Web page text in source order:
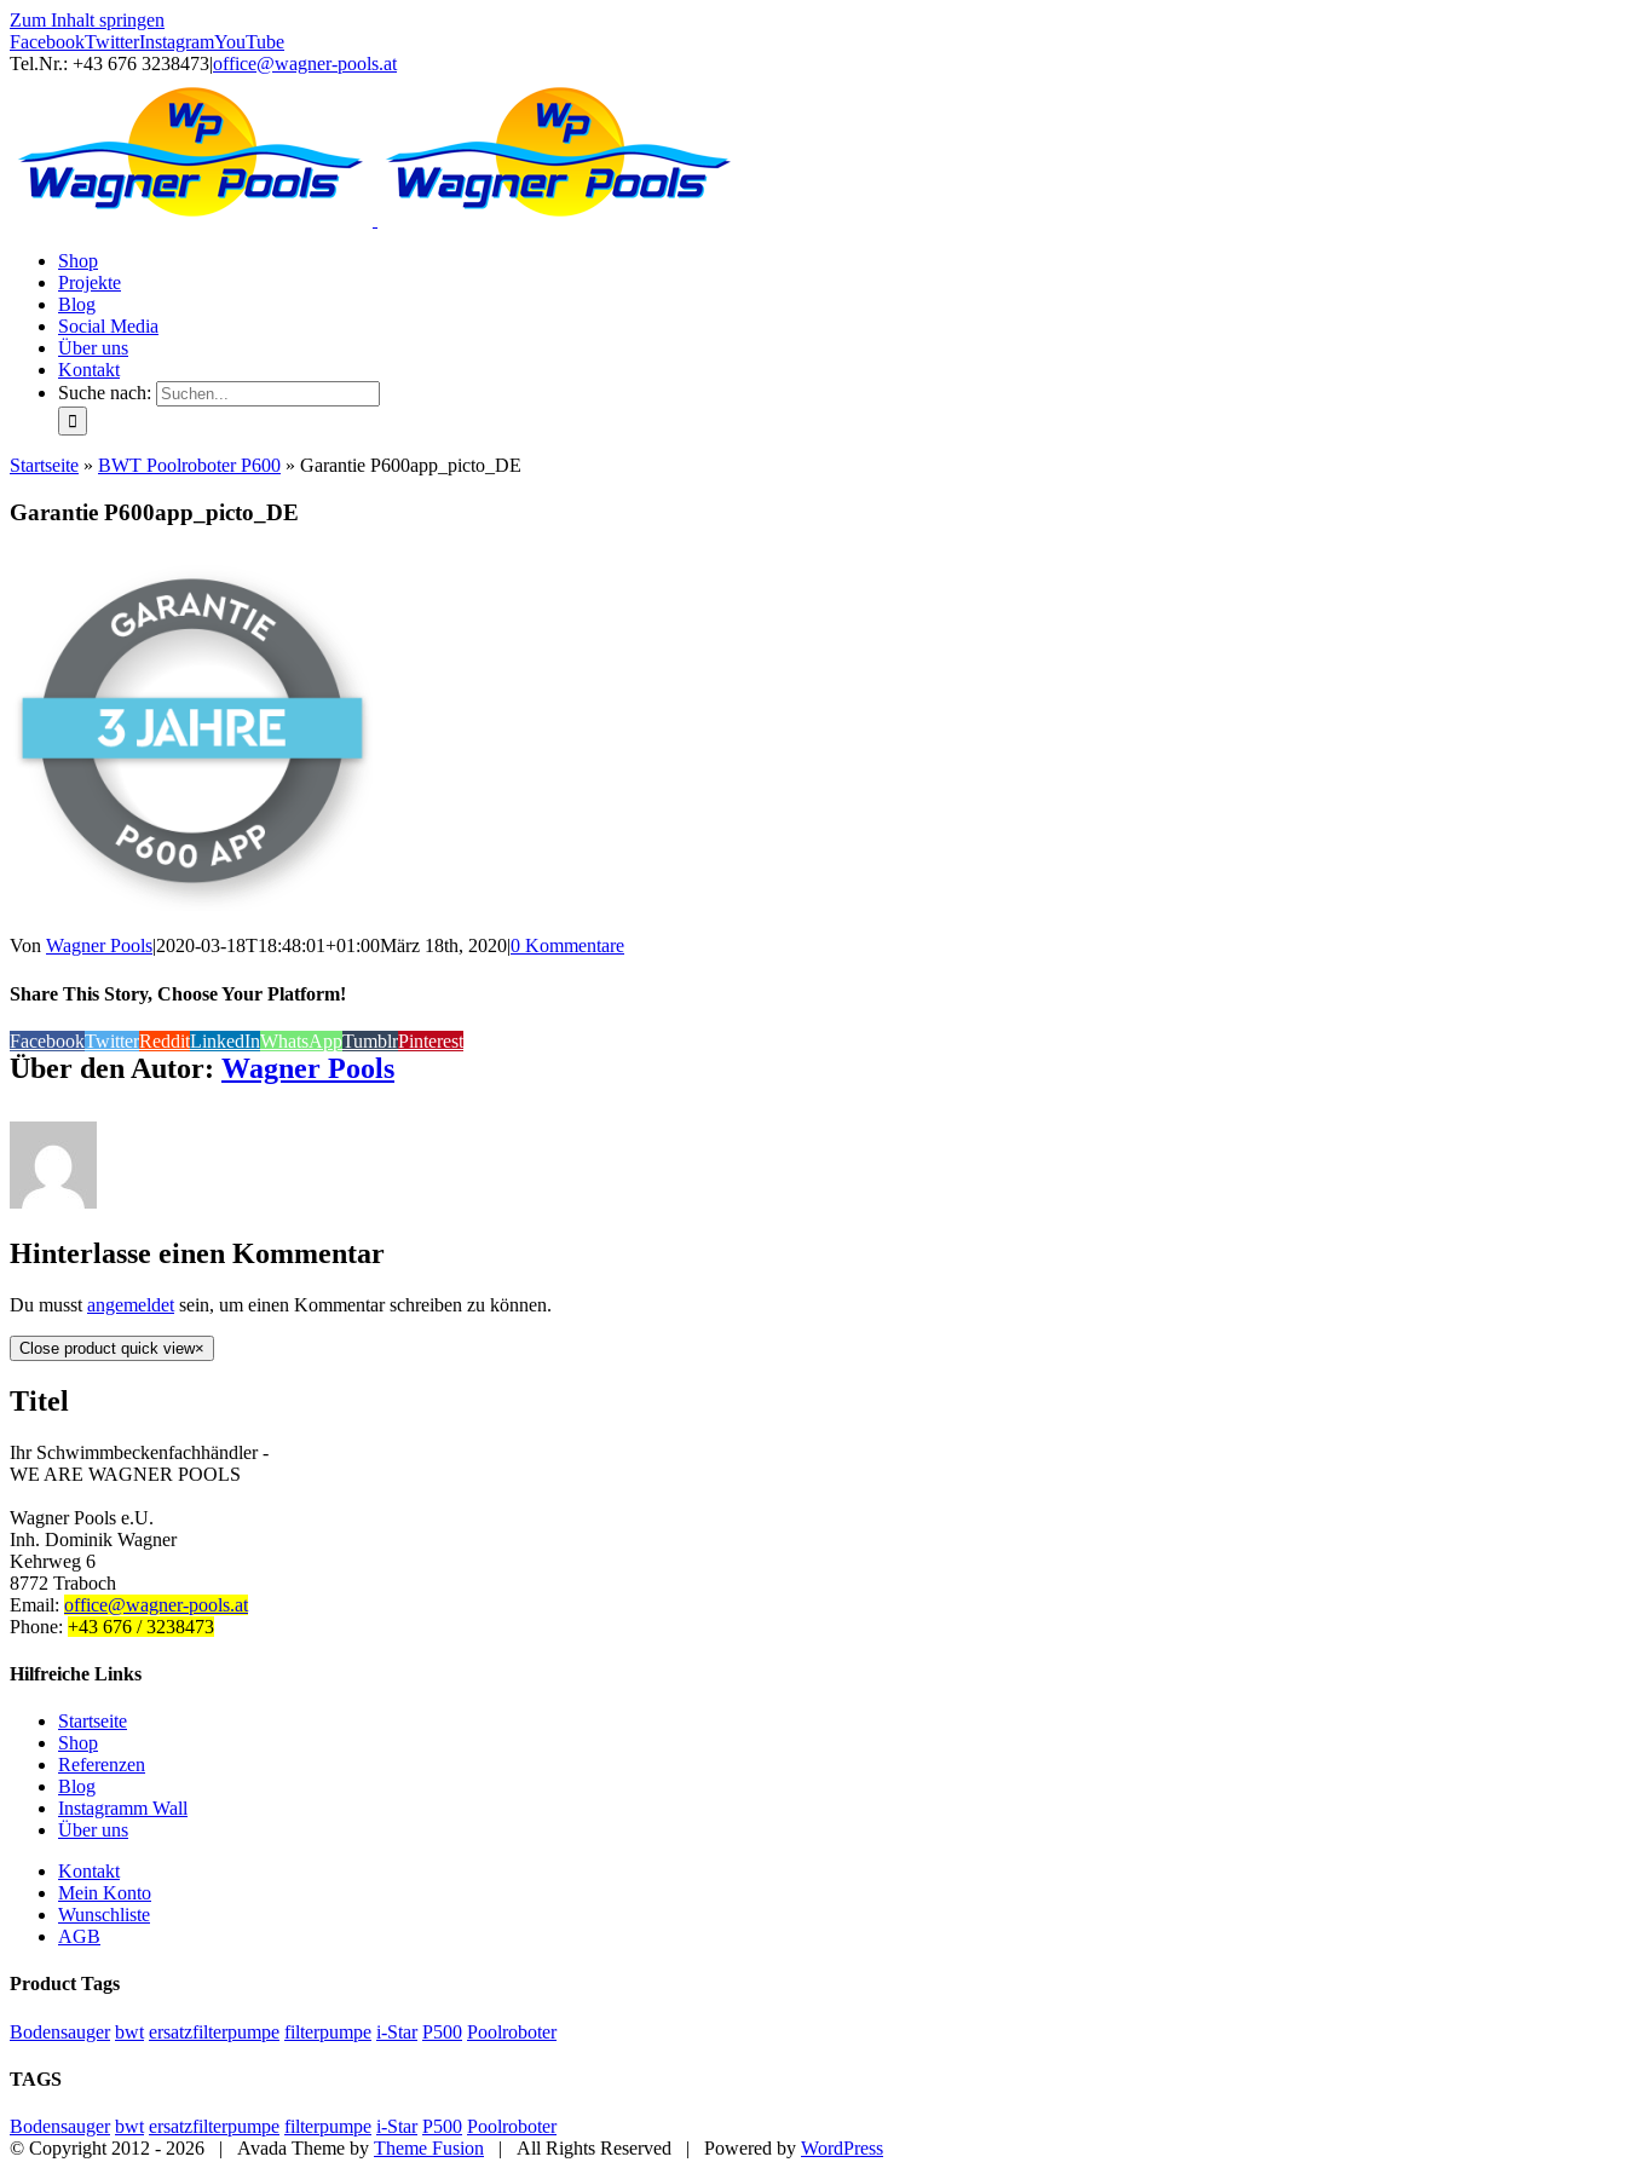
Zum Inhalt springen
FacebookTwitterInstagramYouTube
Tel.Nr.: +43 676 3238473|office@wagner-pools.at
Shop
Projekte
Blog
Social Media
Über uns
Kontakt
Suche nach:
Startseite » BWT Poolroboter P600 » Garantie P600app_picto_DE
Garantie P600app_picto_DE
Von Wagner Pools|2020-03-18T18:48:01+01:00März 18th, 2020|0 Kommentare
Share This Story, Choose Your Platform!
FacebookTwitterRedditLinkedInWhatsAppTumblrPinterest
Über den Autor: Wagner Pools
Hinterlasse einen Kommentar
Du musst angemeldet sein, um einen Kommentar schreiben zu können.
Close product quick view×
Titel
Ihr Schwimmbeckenfachhändler -
WE ARE WAGNER POOLS
Wagner Pools e.U.
Inh. Dominik Wagner
Kehrweg 6
8772 Traboch
Email: office@wagner-pools.at
Phone: +43 676 / 3238473
Hilfreiche Links
Startseite
Shop
Referenzen
Blog
Instagramm Wall
Über uns
Kontakt
Mein Konto
Wunschliste
AGB
Product Tags
Bodensauger bwt ersatzfilterpumpe filterpumpe i-Star P500 Poolroboter
TAGS
Bodensauger bwt ersatzfilterpumpe filterpumpe i-Star P500 Poolroboter
© Copyright 2012 - 2026 | Avada Theme by Theme Fusion | All Rights Reserved | Powered by WordPress